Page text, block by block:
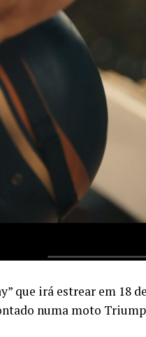
que irá estrear em 18 de
numa moto